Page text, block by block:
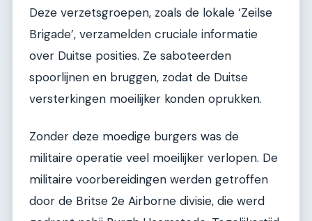
Deze verzetsgroepen, zoals de lokale ‘Zeilse
Brigade’, verzamelden cruciale informatie
over Duitse posities. Ze saboteerden
spoorlijnen en bruggen, zodat de Duitse
versterkingen moeilijker konden oprukken.
Zonder deze moedige burgers was de
militaire operatie veel moeilijker verlopen. De
militaire voorbereidingen werden getroffen
door de Britse 2e Airborne divisie, die werd